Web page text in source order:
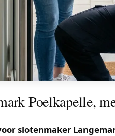
Poelkapelle,
slotenmaker